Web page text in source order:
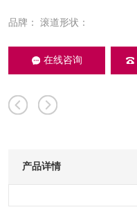
品牌： 滚道形状：
在线咨询
产品详情